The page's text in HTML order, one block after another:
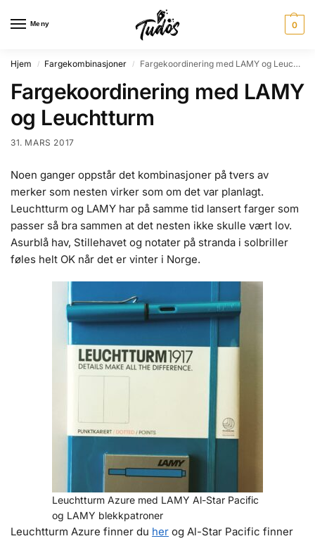
Meny 0
Hjem / Fargekombinasjoner / Fargekoordinering med LAMY og Leuchtturm
Fargekoordinering med LAMY
og Leuchtturm
31. MARS 2017
Noen ganger oppstår det kombinasjoner på tvers av
merker som nesten virker som om det var planlagt.
Leuchtturm og LAMY har på samme tid lansert farger som
passer så bra sammen at det nesten ikke skulle vært lov.
Asurblå hav, Stillehavet og notater på stranda i solbriller
føles helt OK når det er vinter i Norge.
Leuchtturm Azure med LAMY Al-Star Pacific
og LAMY blekkpatroner
Leuchtturm Azure finner du her og Al-Star Pacific finner